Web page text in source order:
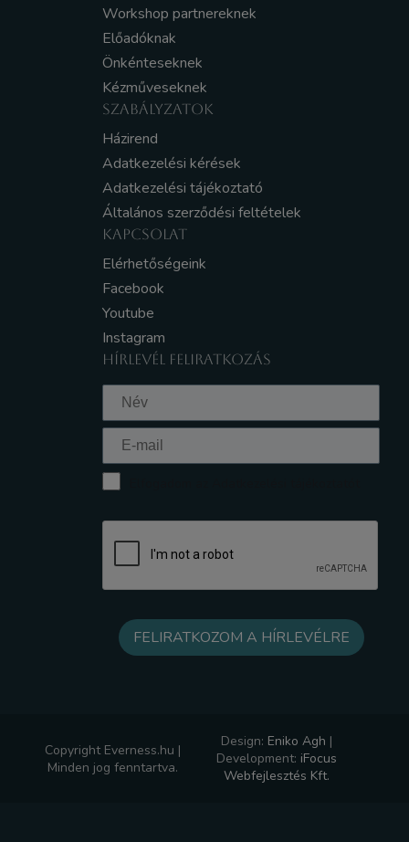
Workshop partnereknek
Előadóknak
Önkénteseknek
Kézműveseknek
SZABÁLYZATOK
Házirend
Adatkezelési kérések
Adatkezelési tájékoztató
Általános szerződési feltételek
KAPCSOLAT
Elérhetőségeink
Facebook
Youtube
Instagram
HÍRLEVÉL FELIRATKOZÁS
Copyright Everness.hu |
Minden jog fenntartva.
Design: Eniko Agh |
Development: iFocus
Webfejlesztés Kft.